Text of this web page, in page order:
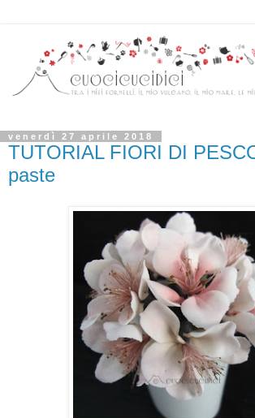
venerdì 27 aprile 2018
TUTORIAL FIORI DI
paste